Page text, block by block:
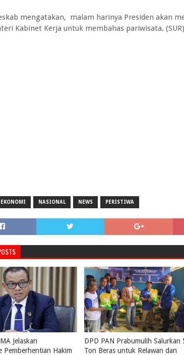
mengatakan, malam harinya Presiden akan
Kabinet Kerja untuk membahas pariwisata. (SUR)
EKONOMI NASIONAL NEWS PERISTIWA
Jelaskan
Pemberhentian Hakim
DPD PAN Prabumulih Salurkan
Ton Beras untuk Relawan dan